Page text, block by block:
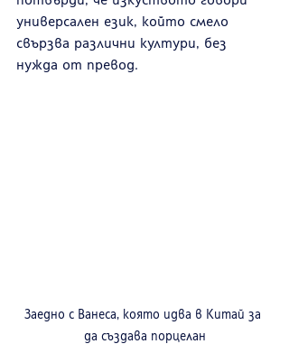
универсален език, който смело
свързва различни култури, без
нужда от превод.
Заедно с Ванеса, която идва в Китай за
да създава порцелан